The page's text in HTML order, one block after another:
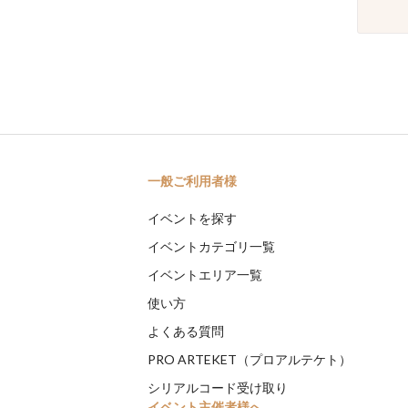
一般ご利用者様
イベントを探す
イベントカテゴリ一覧
イベントエリア一覧
使い方
よくある質問
PRO ARTEKET（プロアルテケト）
シリアルコード受け取り